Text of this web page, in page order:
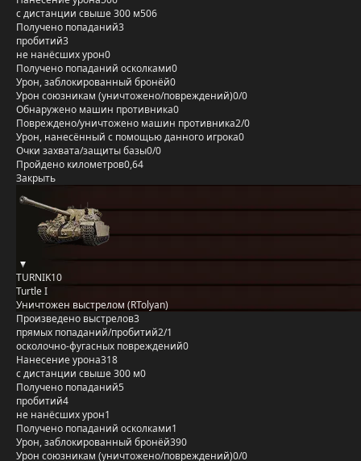
с дистанции свыше 300 м506
Получено попаданий3
пробитий3
не нанёсших урон0
Получено попаданий осколками0
Урон, заблокированный бронёй0
Урон союзникам (уничтожено/повреждений)0/0
Обнаружено машин противника0
Повреждено/уничтожено машин противника2/0
Урон, нанесённый с помощью данного игрока0
Очки захвата/защиты базы0/0
Пройдено километров0,64
Закрыть
TURNIK10
Turtle I
Уничтожен выстрелом (RTolyan)
Произведено выстрелов3
прямых попаданий/пробитий2/1
осколочно-фугасных повреждений0
Нанесение урона318
с дистанции свыше 300 м0
Получено попаданий5
пробитий4
не нанёсших урон1
Получено попаданий осколками1
Урон, заблокированный бронёй390
Урон союзникам (уничтожено/повреждений)0/0